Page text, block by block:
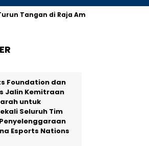
di Raja Ampat
Foundation dan
Jalin Kemitraan
untuk
Seluruh Tim
Esports Nations